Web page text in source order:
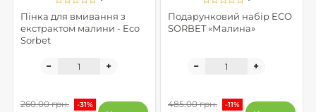
Пінка для вмивання з
екстрактом малини - Eco
Sorbet
260.00 грн. -31%
Подарунковий набір ECO
SORBET «Малина»
485.00 грн. -11%